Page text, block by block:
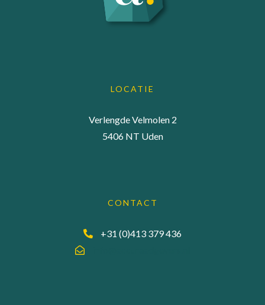
LOCATIE
Verlengde Velmolen 2
5406 NT Uden
CONTACT
+31 (0)413 379 436